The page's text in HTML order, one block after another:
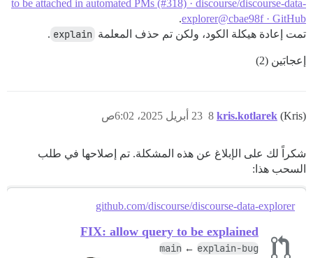
to be attached in automated PMs (#318) · discourse/discourse-data-
explorer@cbae98f · GitHub
.
تمت إعادة هيكلة الكود، ولكن تم حذف المعلمة explain
.
إعجابَين (2)
kris.kotlarek (Kris) 23 أبريل 2025، 6:02ص 8
شكراً لك على الإبلاغ عن هذه المشكلة. تم إصلاحها في طلب
السحب هذا:
github.com/discourse/discourse-data-explorer
FIX: allow query to be explained
main ← explain-bug